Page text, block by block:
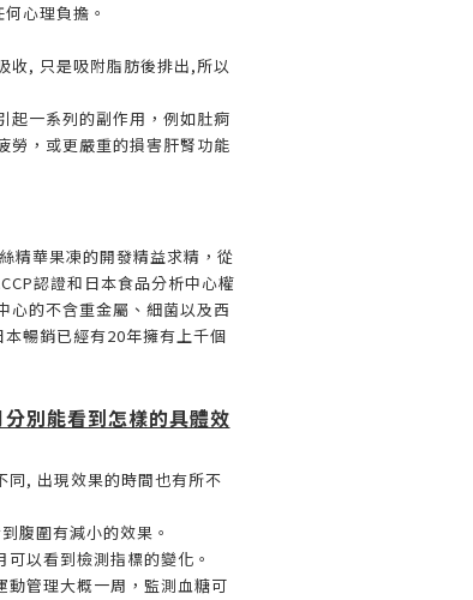
心理負擔。
收, 只是吸附脂肪後排出,所以
起一系列的副作用，例如肚痾
勞，或更嚴重的損害肝腎功能
華果凍的開發精益求精，從
認證和日本食品分析中心權
心的不含重金屬、細菌以及西
暢銷已經有20年擁有上千個
別能看到怎樣的具體效
同, 出現效果的時間也有所不
腹圍有減小的效果。
以看到檢測指標的變化。
動管理大概一周，監測血糖可